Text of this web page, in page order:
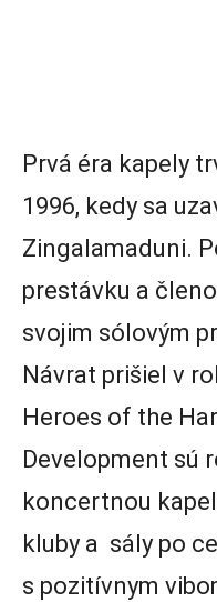
Prvá éra kapely
1996, kedy sa
Zingalamaduni.
prestávku a
svojim sólovým
Návrat prišiel v
Heroes of the
Development sú
koncertnou
kluby a sály po
s pozitívnym